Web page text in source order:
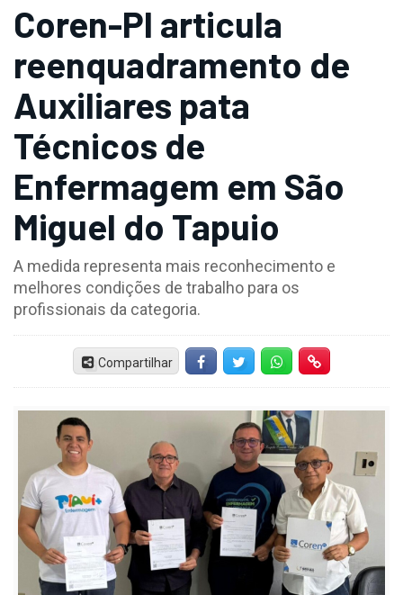
Coren-PI articula
reenquadramento de
Auxiliares pata
Técnicos de
Enfermagem em São
Miguel do Tapuio
A medida representa mais reconhecimento e
melhores condições de trabalho para os
profissionais da categoria.
Compartilhar FacebookTwitter Whatsapp